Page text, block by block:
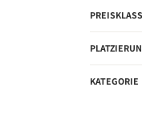
KATEGORIE